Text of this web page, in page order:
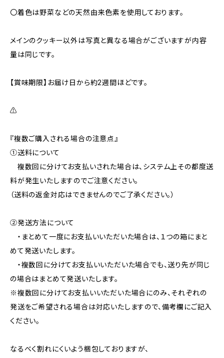
〇着色は野菜などの天然由来色素を使用しております。
メインのクッキー以外は写真と異なる場合がございますが内容
量は同じです。
【賞味期限】お届け日から約2週間ほどです。
⚠️
『複数ご購入される場合の注意点』
①送料について
複数回に分けてお支払いされた場合は、システム上その都度送
料が発生いたしますのでご注意ください。
（送料の返金対応はできませんのでご了承ください。）
②発送方法について
・まとめて一度にお支払いいただいた場合は、１つの箱にまと
めて発送いたします。
・複数回に分けてお支払いいただいた場合でも、送り先が同じ
の場合はまとめて発送いたします。
※複数回に分けてお支払いいただいた場合にのみ、それぞれの
発送をご希望される場合は対応いたしますので、備考欄にご記入
ください。
なるべく割れにくいよう梱包しておりますが、